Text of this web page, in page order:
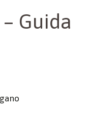
Guida